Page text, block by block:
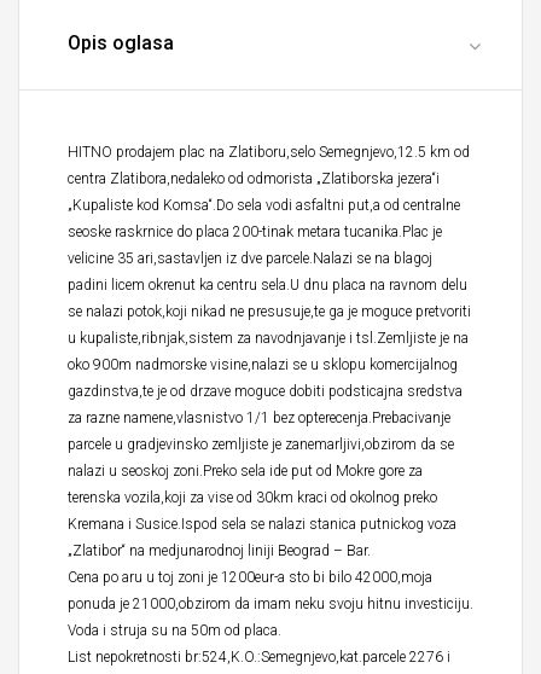
Opis oglasa
HITNO prodajem plac na Zlatiboru,selo Semegnjevo,12.5 km od
centra Zlatibora,nedaleko od odmorista „Zlatiborska jezera“i
„Kupaliste kod Komsa“.Do sela vodi asfaltni put,a od centralne
seoske raskrnice do placa 200-tinak metara tucanika.Plac je
velicine 35 ari,sastavljen iz dve parcele.Nalazi se na blagoj
padini licem okrenut ka centru sela.U dnu placa na ravnom delu
se nalazi potok,koji nikad ne presusuje,te ga je moguce pretvoriti
u kupaliste,ribnjak,sistem za navodnjavanje i tsl.Zemljiste je na
oko 900m nadmorske visine,nalazi se u sklopu komercijalnog
gazdinstva,te je od drzave moguce dobiti podsticajna sredstva
za razne namene,vlasnistvo 1/1 bez opterecenja.Prebacivanje
parcele u gradjevinsko zemljiste je zanemarljivi,obzirom da se
nalazi u seoskoj zoni.Preko sela ide put od Mokre gore za
terenska vozila,koji za vise od 30km kraci od okolnog preko
Kremana i Susice.Ispod sela se nalazi stanica putnickog voza
„Zlatibor“ na medjunarodnoj liniji Beograd – Bar.
Cena po aru u toj zoni je 1200eur-a sto bi bilo 42000,moja
ponuda je 21000,obzirom da imam neku svoju hitnu investiciju.
Voda i struja su na 50m od placa.
List nepokretnosti br:524,K.O.:Semegnjevo,kat.parcele 2276 i